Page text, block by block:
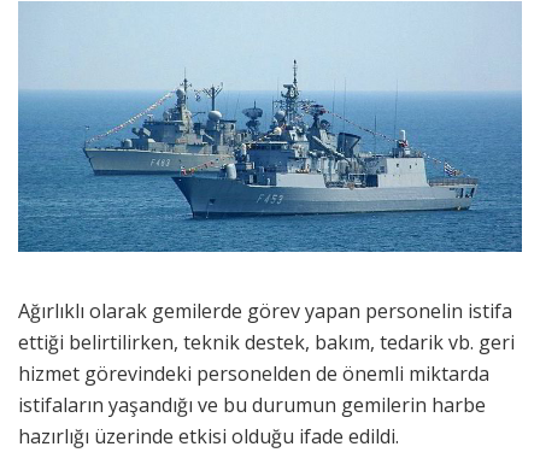
Ağırlıklı olarak gemilerde görev yapan personelin istifa
ettiği belirtilirken, teknik destek, bakım, tedarik vb. geri
hizmet görevindeki personelden de önemli miktarda
istifaların yaşandığı ve bu durumun gemilerin harbe
hazırlığı üzerinde etkisi olduğu ifade edildi.